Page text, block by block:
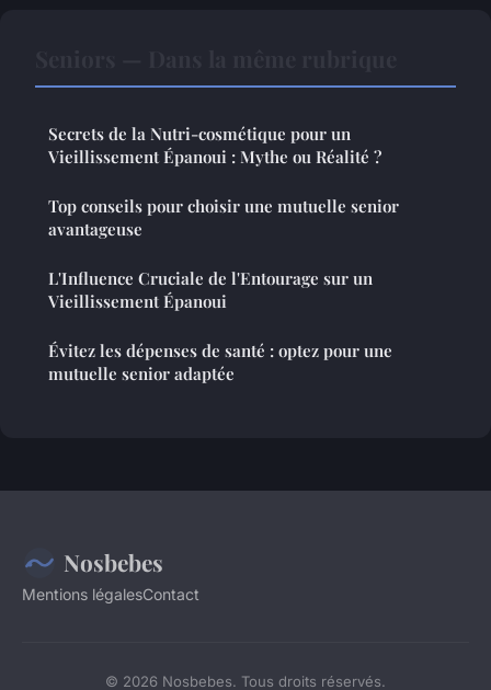
Secrets de la Nutri-cosmétique pour un
Vieillissement Épanoui : Mythe ou Réalité ?
Top conseils pour choisir une mutuelle senior
avantageuse
L'Influence Cruciale de l'Entourage sur un
Vieillissement Épanoui
Évitez les dépenses de santé : optez pour une
mutuelle senior adaptée
Nosbebes
Mentions légalesContact
© 2026 Nosbebes. Tous droits réservés.